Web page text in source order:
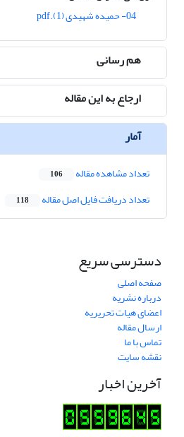
04- حمیده شهیدی (1).pdf
هم رسانی
ارجاع به این مقاله
آمار
تعداد مشاهده مقاله 106
تعداد دریافت فایل اصل مقاله 118
دسترسی سریع
صفحه اصلی
درباره نشریه
اعضای هیات تحریریه
ارسال مقاله
تماس با ما
نقشه سایت
آخرین اخبار